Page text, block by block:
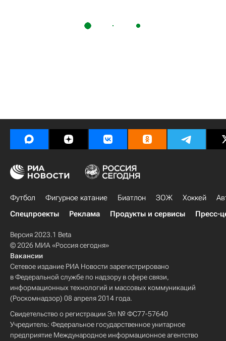
Футбол Фигурное катание Биатлон ЗОЖ Хоккей
Спецпроекты
Реклама Продукты и сервисы Пресс-
Версия 2023.1 Beta
© 2026 МИА «Россия сегодня»
Вакансии
Сетевое издание РИА Новости зарегистрировано
в Федеральной службе по надзору в сфере связи,
информационных технологий и массовых коммуникаций
(Роскомнадзор) 08 апреля 2014 года.
Свидетельство о регистрации Эл № ФС77-57640
Учредитель: Федеральное государственное унитарное
предприятие Международное информационное агентство